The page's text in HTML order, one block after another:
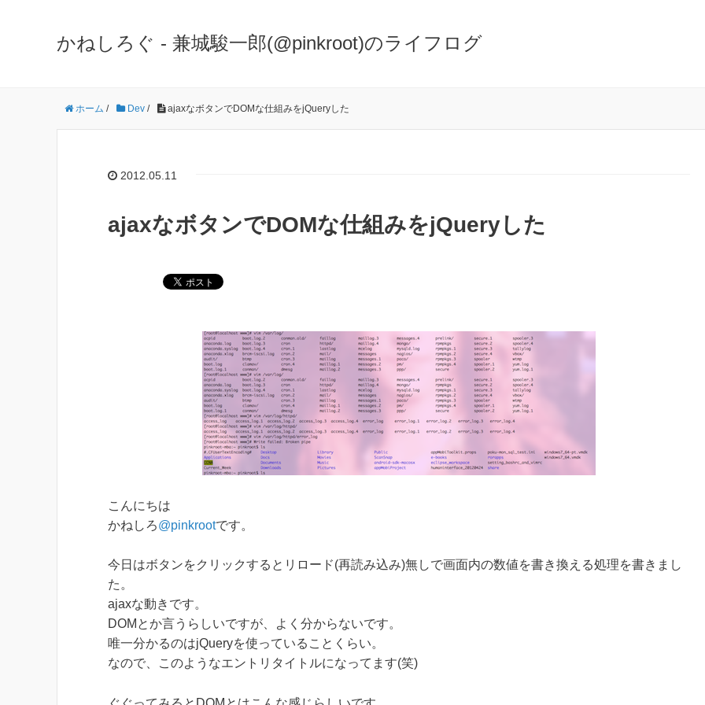
かねしろぐ - 兼城駿一郎(@pinkroot)のライフログ
ホーム / Dev / ajaxなボタンでDOMな仕組みをjQueryした
2012.05.11
ajaxなボタンでDOMな仕組みをjQueryした
こんにちは
かねしろ@pinkrootです。
今日はボタンをクリックするとリロード(再読み込み)無しで画面内の数値を書き換える処理を書きまし
た。
ajaxな動きです。
DOMとか言うらしいですが、よく分からないです。
唯一分かるのはjQueryを使っていることくらい。
なので、このようなエントリタイトルになってます(笑)